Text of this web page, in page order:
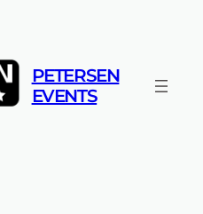
PETERSEN
EVENTS